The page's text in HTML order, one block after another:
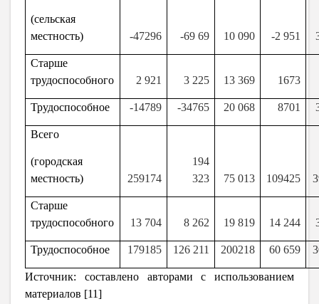
(сельская
местность)
-47296 -69 69 10 090 -2 951
Старше
трудоспособного
2 921 3 225 13 369 1673
Трудоспособное -14789 -34765 20 068 8701
Всего
(городская
местность)
259174
194
323
75 013 109425
Старше
трудоспособного
13 704 8 262 19 819 14 244
Трудоспособное 179185 126 211 200218 60 659
Источник: составлено авторами с использованием
материалов [11]